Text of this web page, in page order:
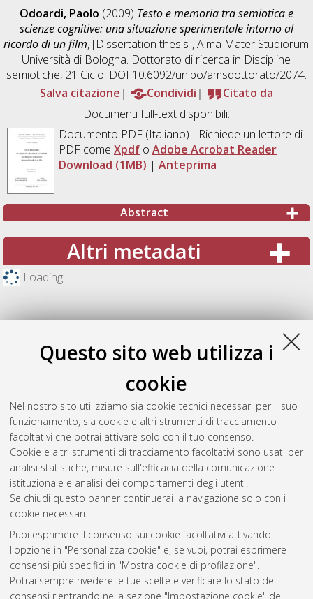
Questo sito web utilizza i
cookie
Nel nostro sito utilizziamo sia cookie tecnici necessari per il suo
funzionamento, sia cookie e altri strumenti di tracciamento
facoltativi che potrai attivare solo con il tuo consenso.
Cookie e altri strumenti di tracciamento facoltativi sono usati per
analisi statistiche, misure sull'efficacia della comunicazione
istituzionale e analisi dei comportamenti degli utenti.
Se chiudi questo banner continuerai la navigazione solo con i
cookie necessari.
Puoi esprimere il consenso sui cookie facoltativi attivando
l'opzione in "Personalizza cookie" e, se vuoi, potrai esprimere
consensi più specifici in "Mostra cookie di profilazione".
Potrai sempre rivedere le tue scelte e verificare lo stato dei
consensi rientrando nella sezione "Impostazione cookie" del
Odoardi, Paolo (2009) Testo e memoria tra semiotica e
scienze cognitive: una situazione sperimentale intorno al
ricordo di un film, [Dissertation thesis], Alma Mater Studiorum
Università di Bologna. Dottorato di ricerca in Discipline
semiotiche, 21 Ciclo. DOI 10.6092/unibo/amsdottorato/2074.
Salva citazione
Condividi
Citato da
Documenti full-text disponibili:
Documento PDF(Italiano) - Richiede un lettore di
PDF come Xpdfo Adobe Acrobat Reader
Download (1MB) | Anteprima
Abstract
Altri metadati
Loading...
Gestione del documento:
Atom
Rss 1.0
Rss 2.0